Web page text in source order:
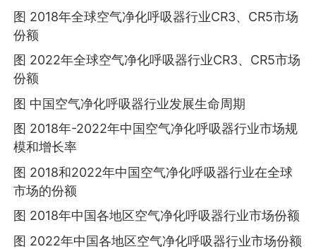
图 2018年全球空气净化呼吸器行业CR3、CR5市场
份额
图 2022年全球空气净化呼吸器行业CR3、CR5市场
份额
图 中国空气净化呼吸器行业发展生命周期
图 2018年-2022年中国空气净化呼吸器行业市场规
模和增长率
图 2018和2022年中国空气净化呼吸器行业在全球
市场的份额
图 2018年中国各地区空气净化呼吸器行业市场份额
图 2022年中国各地区空气净化呼吸器行业市场份额